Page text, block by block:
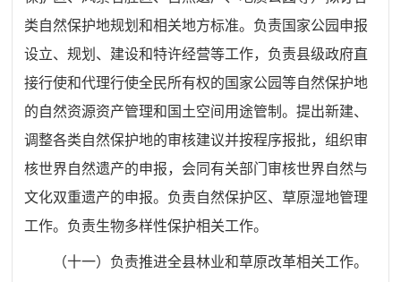
类自然保护地规划和相关地方标准。负责国家公园申报
设立、规划、建设和特许经营等工作，负责县级政府直
接行使和代理行使全民所有权的国家公园等自然保护地
的自然资源资产管理和国土空间用途管制。提出新建、
调整各类自然保护地的审核建议并按程序报批，组织审
核世界自然遗产的申报，会同有关部门审核世界自然与
文化双重遗产的申报。负责自然保护区、草原湿地管理
工作。负责生物多样性保护相关工作。
（十一）负责推进全县林业和草原改革相关工作。